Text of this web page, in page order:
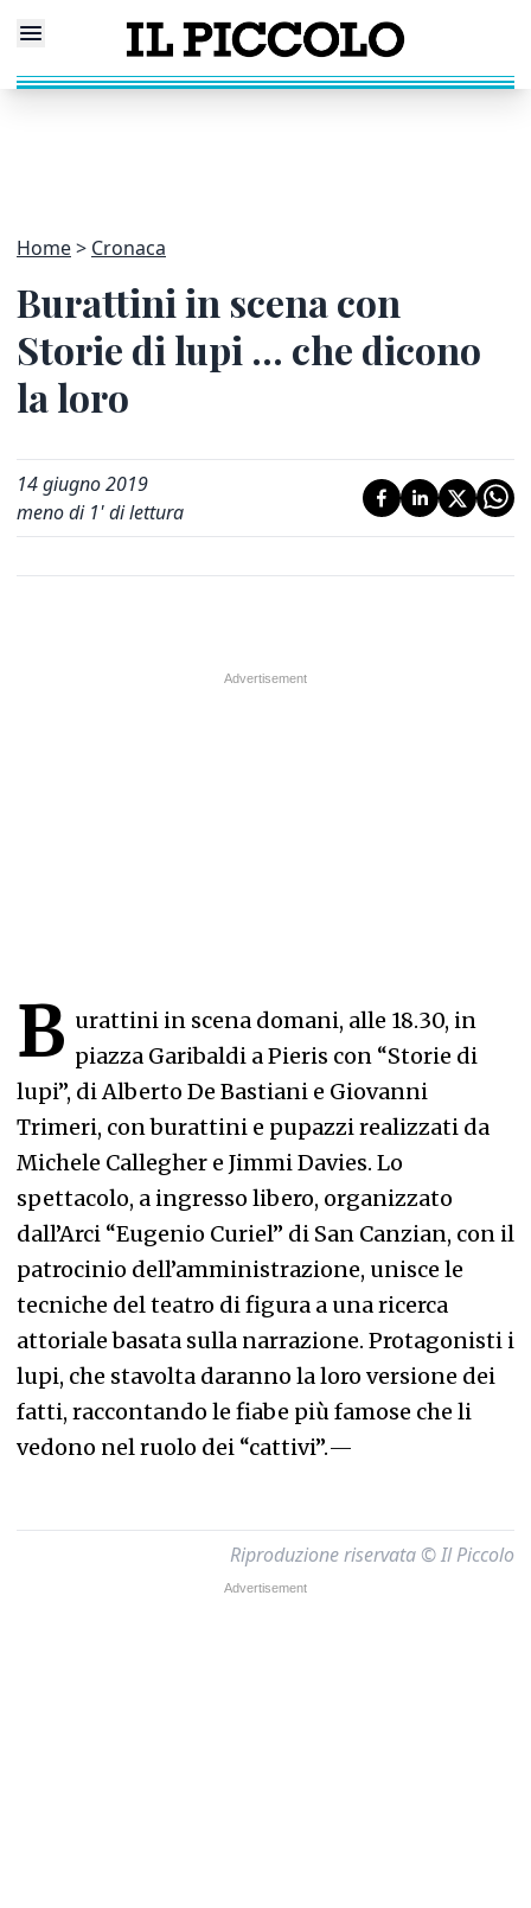
Home Cronaca
Burattini in scena con
Storie di lupi ... che dicono
la loro
14 giugno 2019
meno di 1' di lettura
B urattini in scena domani, alle 18.30, in
piazza Garibaldi a Pieris con “Storie di
lupi”, di Alberto De Bastiani e Giovanni
Trimeri, con burattini e pupazzi realizzati da
Michele Callegher e Jimmi Davies. Lo
spettacolo, a ingresso libero, organizzato
dall’Arci “Eugenio Curiel” di San Canzian, con il
patrocinio dell’amministrazione, unisce le
tecniche del teatro di figura a una ricerca
attoriale basata sulla narrazione. Protagonisti i
lupi, che stavolta daranno la loro versione dei
fatti, raccontando le fiabe più famose che li
vedono nel ruolo dei “cattivi”.—
Riproduzione riservata © Il Piccolo